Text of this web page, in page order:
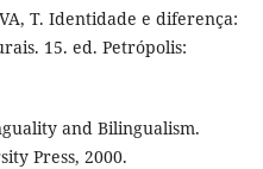
T. Identidade e diferença:
15. ed. Petrópolis:
and Bilingualism.
Press, 2000.